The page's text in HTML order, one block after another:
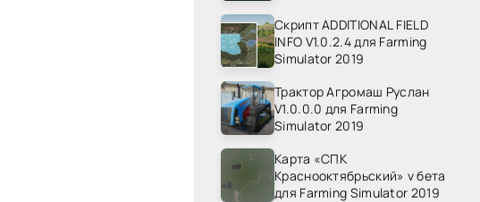
Скрипт ADDITIONAL FIELD
INFO V1.0.2.4 для Farming
Simulator 2019
Трактор Агромаш Руслан
V1.0.0.0 для Farming
Simulator 2019
Карта «СПК
Краснооктябрьский» v бета
для Farming Simulator 2019